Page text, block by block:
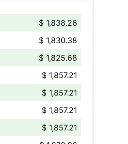
$ 1,838.26
$ 1,830.38
$ 1,825.68
$ 1,857.21
$ 1,857.21
$ 1,857.21
$ 1,857.21